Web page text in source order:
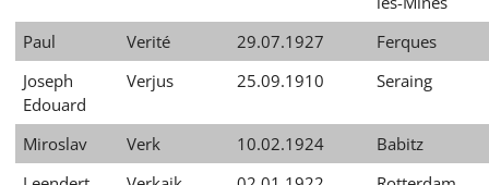
Paul
Verité 29.07.1927
Ferques
Joseph
Edouard
Verjus 25.09.1910 Seraing
Miroslav Verk 10.02.1924
Babitz